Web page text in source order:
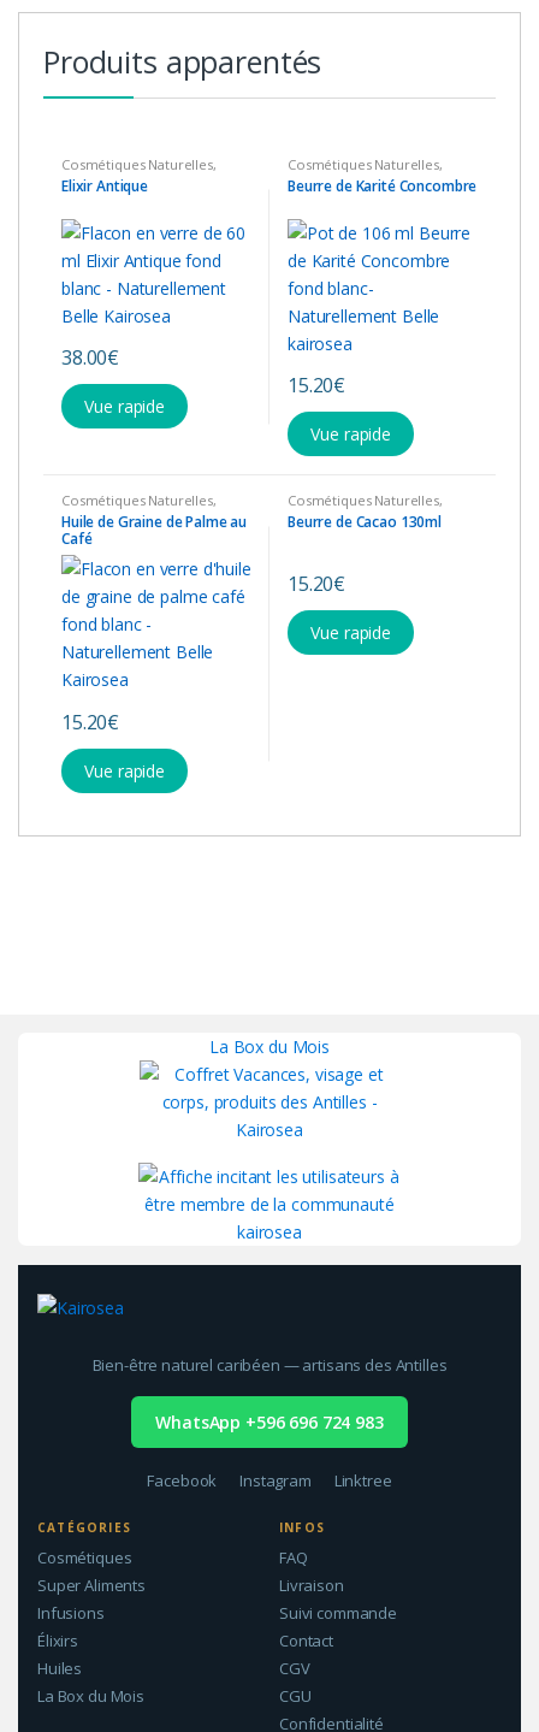
Produits apparentés
Cosmétiques Naturelles,
Divers, Elixir Bien-être Huiles
Diverses,Produits Capillaires
Elixir Antique
38.00€
Vue rapide
Cosmétiques Naturelles,
Divers Sélection été
Produits divers
Beurre de Karité Concombre
15.20€
Vue rapide
Cosmétiques Naturelles,
Divers , Huiles Diverses,
Produits Capillaires
Huile de Graine de Palme au
Café
15.20€
Vue rapide
Cosmétiques Naturelles,
Visage et Corps
Beurre de Cacao 130ml
15.20€
Vue rapide
La Box du Mois
Bien-être naturel caribéen — artisans des Antilles
WhatsApp +596 696 724 983
Facebook Instagram Linktree
CATÉGORIES
Cosmétiques
Super Aliments
Infusions
Élixirs
Huiles
La Box du Mois
INFOS
FAQ
Livraison
Suivi commande
Contact
CGV
CGU
Confidentialité